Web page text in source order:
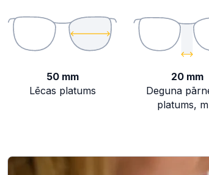
50 mm
Lēcas platums
20 mm
Deguna
platums,